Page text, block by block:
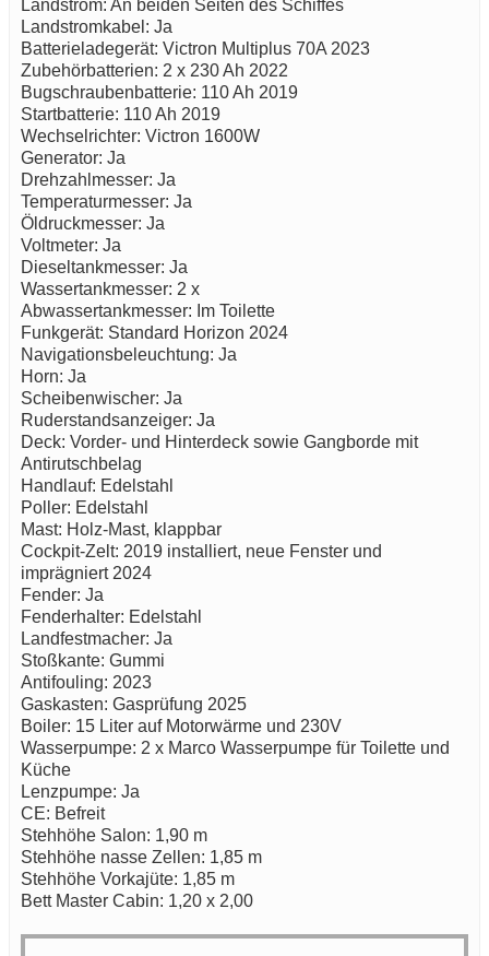
Landstrom: An beiden Seiten des Schiffes
Landstromkabel: Ja
Batterieladegerät: Victron Multiplus 70A 2023
Zubehörbatterien: 2 x 230 Ah 2022
Bugschraubenbatterie: 110 Ah 2019
Startbatterie: 110 Ah 2019
Wechselrichter: Victron 1600W
Generator: Ja
Drehzahlmesser: Ja
Temperaturmesser: Ja
Öldruckmesser: Ja
Voltmeter: Ja
Dieseltankmesser: Ja
Wassertankmesser: 2 x
Abwassertankmesser: Im Toilette
Funkgerät: Standard Horizon 2024
Navigationsbeleuchtung: Ja
Horn: Ja
Scheibenwischer: Ja
Ruderstandsanzeiger: Ja
Deck: Vorder- und Hinterdeck sowie Gangborde mit
Antirutschbelag
Handlauf: Edelstahl
Poller: Edelstahl
Mast: Holz-Mast, klappbar
Cockpit-Zelt: 2019 installiert, neue Fenster und
imprägniert 2024
Fender: Ja
Fenderhalter: Edelstahl
Landfestmacher: Ja
Stoßkante: Gummi
Antifouling: 2023
Gaskasten: Gasprüfung 2025
Boiler: 15 Liter auf Motorwärme und 230V
Wasserpumpe: 2 x Marco Wasserpumpe für Toilette und
Küche
Lenzpumpe: Ja
CE: Befreit
Stehhöhe Salon: 1,90 m
Stehhöhe nasse Zellen: 1,85 m
Stehhöhe Vorkajüte: 1,85 m
Bett Master Cabin: 1,20 x 2,00